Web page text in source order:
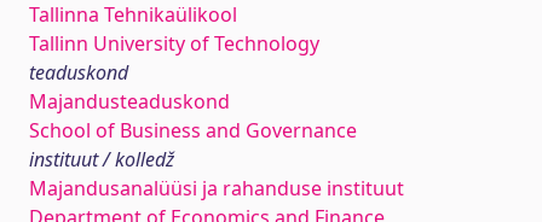
Tallinna Tehnikaülikool
Tallinn University of Technology
teaduskond
Majandusteaduskond
School of Business and Governance
instituut / kolledž
Majandusanalüüsi ja rahanduse instituut